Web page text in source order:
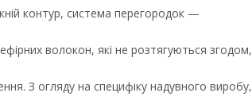
контур, система перегородок —
волокон, які не розтягуються згодом,
З огляду на специфіку надувного виробу,